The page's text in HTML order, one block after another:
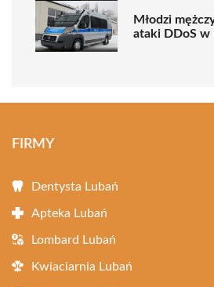
Młodzi
ataki DDoS w
FIRMY
Dentysta Lubań
Apteka Lubań
Lombard Lubań
Kwiaciarnia Lubań